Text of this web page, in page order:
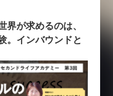
界が求めるのは、
。インバウンドと